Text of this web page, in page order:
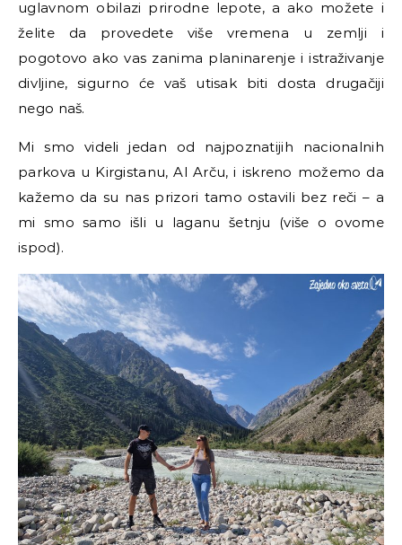
uglavnom obilazi prirodne lepote, a ako možete i
želite da provedete više vremena u zemlji i
pogotovo ako vas zanima planinarenje i istraživanje
divljine, sigurno će vaš utisak biti dosta drugačiji
nego naš.
Mi smo videli jedan od najpoznatijih nacionalnih
parkova u Kirgistanu, Al Arču, i iskreno možemo da
kažemo da su nas prizori tamo ostavili bez reči – a
mi smo samo išli u laganu šetnju (više o ovome
ispod).